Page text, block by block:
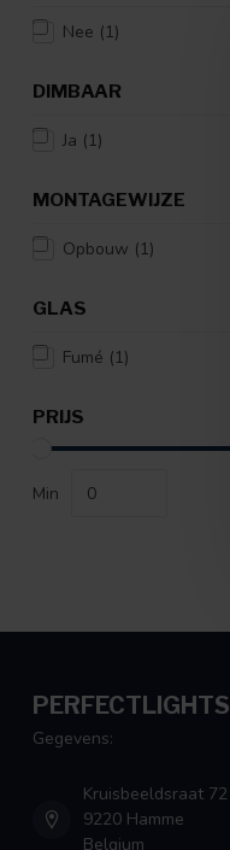
Nee (1)
DIMBAAR
Ja (1)
MONTAGEWIJZE
Opbouw (1)
GLAS
Fumé (1)
PRIJS
Min
PERFECTLIGHTS
Gegevens:
Kruisbeeldsraat 72
9220 Hamme
Belgium